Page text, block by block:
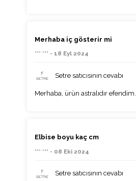
Merhaba iç gösterir mi
*** *** - 18 Eyl 2024
Setre satıcısının cevabı
Merhaba, ürün astralıdır efendim.
Elbise boyu kaç cm
*** *** - 08 Eki 2024
Setre satıcısının cevabı